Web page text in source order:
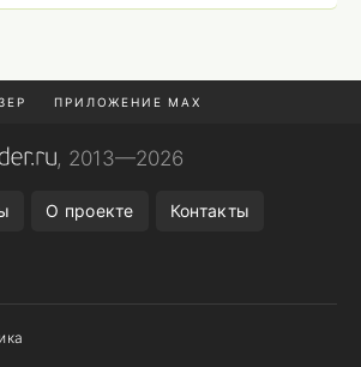
ПРИЛОЖЕНИЕ MAX
, 2013—2026
О проекте Контакты